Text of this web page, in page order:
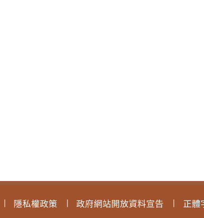
隱私權政策 政府網站開放資料宣告 正體